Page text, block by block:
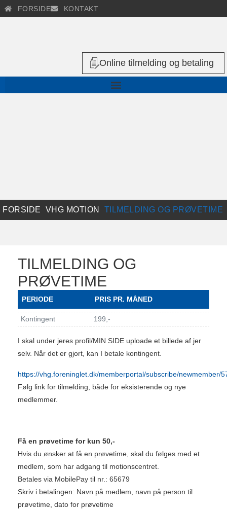
FORSIDE KONTAKT
Online tilmelding og betaling
FORSIDE VHG MOTION TILMELDING OG PRØVETIME
TILMELDING OG
PRØVETIME
PERIODE PRIS PR. MÅNED
Kontingent 199,-
I skal under jeres profil/MIN SIDE uploade et billede af jer
selv. Når det er gjort, kan I betale kontingent.
https://vhg.foreninglet.dk/memberportal/subscribe/newmember/
Følg link for tilmelding, både for eksisterende og nye
medlemmer.
Få en prøvetime for kun 50,-
Hvis du ønsker at få en prøvetime, skal du følges med et
medlem, som har adgang til motionscentret.
Betales via MobilePay til nr.: 65679
Skriv i betalingen: Navn på medlem, navn på person til
prøvetime, dato for prøvetime